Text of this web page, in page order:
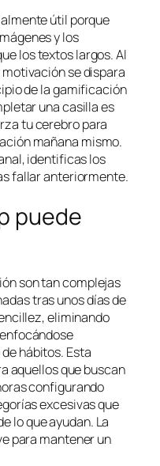
útil porque
y los
los textos largos. Al
se dispara
de la gamificación
una casilla es
tu cerebro para
mañana mismo.
identificas los
fallar anteriormente.
puede
son tan complejas
tras unos días de
eliminando
hábitos. Esta
aquellos que buscan
configurando
excesivas que
lo que ayudan. La
para mantener un